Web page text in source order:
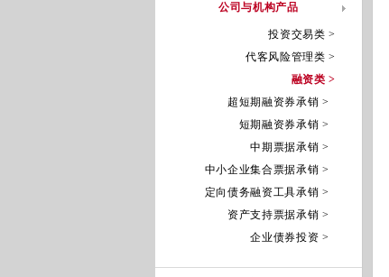
公司与机构产品
投资交易类 >
代客风险管理类 >
融资类 >
超短期融资券承销 >
短期融资券承销 >
中期票据承销 >
中小企业集合票据承销 >
定向债务融资工具承销 >
资产支持票据承销 >
企业债券投资 >